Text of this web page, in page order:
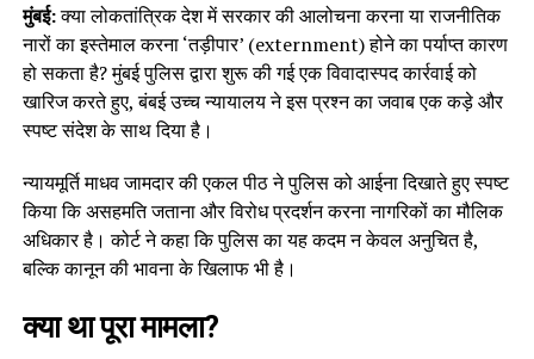
मुंबई:क्या लोकतांत्रिक देश में सरकार की आलोचना करना या राजनीतिक
नारों का इस्तेमाल करना ‘तड़ीपार’ (externment) होने का पर्याप्त कारण
हो सकता है? मुंबई पुलिस द्वारा शुरू की गई एक विवादास्पद कार्रवाई को
खारिज करते हुए, बंबई उच्च न्यायालय ने इस प्रश्न का जवाब एक कड़े और
स्पष्ट संदेश के साथ दिया है।
न्यायमूर्ति माधव जामदार की एकल पीठ ने पुलिस को आईना दिखाते हुए स्पष्ट
किया कि असहमति जताना और विरोध प्रदर्शन करना नागरिकों का मौलिक
अधिकार है। कोर्ट ने कहा कि पुलिस का यह कदम न केवल अनुचित है,
बल्कि कानून की भावना के खिलाफ भी है।
क्या था पूरा मामला?